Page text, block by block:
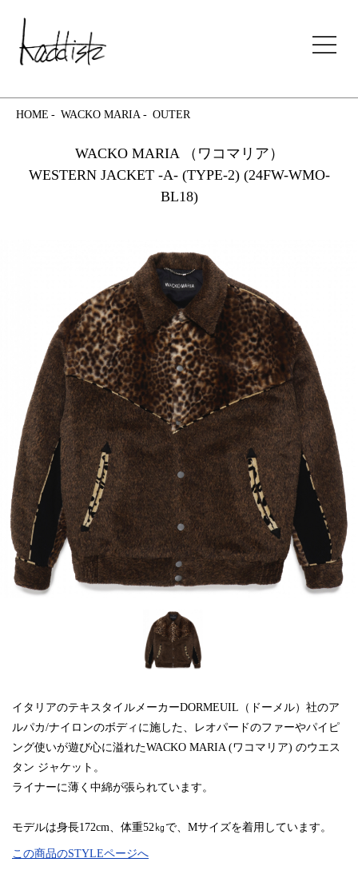
kaddish development store
HOME WACKO MARIA OUTER
WACKO MARIA （ワコマリア）
WESTERN JACKET -A- (TYPE-2) (24FW-WMO-
BL18)
イタリアのテキスタイルメーカーDORMEUIL（ドーメル）社のア
ルパカ/ナイロンのボディに施した、レオパードのファーやパイピ
ング使いが遊び心に溢れたWACKO MARIA (ワコマリア) のウエス
タン ジャケット。
ライナーに薄く中綿が張られています。
モデルは身長172cm、体重52㎏で、Mサイズを着用しています。
この商品のSTYLEページへ